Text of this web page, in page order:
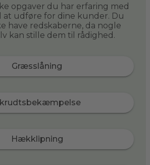
opgaver du har erfaring med
at udføre for dine kunder. Du
have redskaberne, da nogle
kan stille dem til rådighed.
Græsslåning
Hækklipning